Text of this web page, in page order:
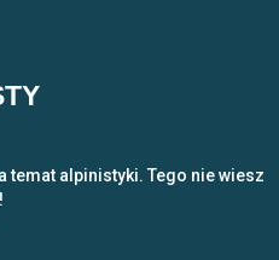
temat alpinistyki. Tego nie wiesz